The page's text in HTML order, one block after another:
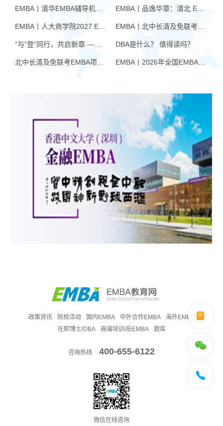
EMBA丨品逸华章：清北 EMBA 辅导的学院派实力全景
EMBA丨北中长清及免联考EMBA项目申请时间汇总（7月篇）
DBA是什么？ 值得读吗？
EMBA丨2026年全国EMBA学费汇总
政策资讯 院校活动 国内EMBA 中外合作EMBA
海外EMBA
在职博士/DBA
高端培训/后EMBA 题库
咨询热线 400-655-6122
微信在线咨询